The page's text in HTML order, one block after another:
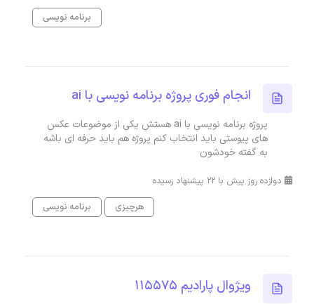
برنامه نویسی
انجام فوری پروژه برنامه نویسی با ai
پروژه برنامه نویسی با ai هستش یکی از موضوعات عکس
های پیوستی باید انتخاب کنم پروژه هم باید حرفه ای باشه
به گفته خودشون
دوازده روز پیش با 22 پیشنهاد رسیده
هرچیزی
برنامه نویسی
ویژوال پارادیم 115575